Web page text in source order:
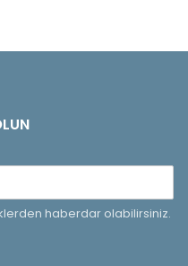
haberdar olabilirsiniz.